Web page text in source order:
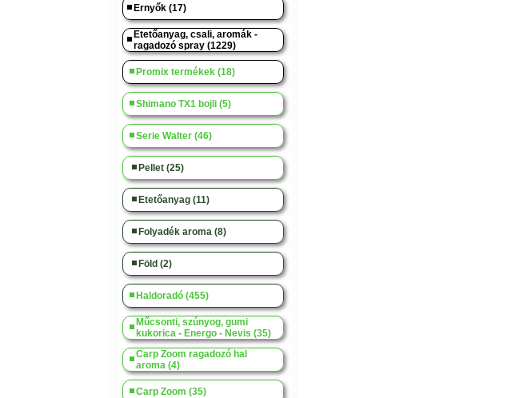
Ernyők (17)
Etetőanyag, csali, aromák -
ragadozó spray (1229)
Promix termékek (18)
Shimano TX1 bojli (5)
Serie Walter (46)
Pellet (25)
Etetőanyag (11)
Folyadék aroma (8)
Föld (2)
Haldoradó (455)
Műcsonti, szúnyog, gumi
kukorica - Energo - Nevis (35)
Carp Zoom ragadozó hal
aroma (4)
Carp Zoom (35)